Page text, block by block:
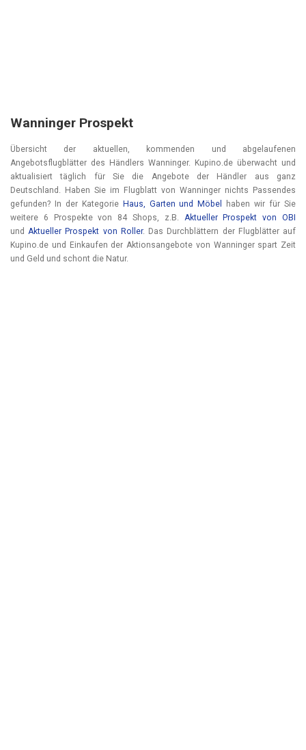
Wanninger Prospekt
Übersicht der aktuellen, kommenden und abgelaufenen
Angebotsflugblätter des Händlers Wanninger. Kupino.de überwacht und
aktualisiert täglich für Sie die Angebote der Händler aus ganz
Deutschland. Haben Sie im Flugblatt von Wanninger nichts Passendes
gefunden? In der Kategorie Haus, Garten und Möbel
haben wir für Sie
weitere 6 Prospekte von 84 Shops, z.B. Aktueller Prospekt von OBI
undAktueller Prospekt von Roller. Das Durchblättern der Flugblätter auf
Kupino.de und Einkaufen der Aktionsangebote von Wanninger spart Zeit
und Geld und schont die Natur.